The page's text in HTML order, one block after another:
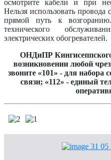
осмотрите кабели и при
Нельзя использовать
прямой путь к
технического
электрических обогревателей.
ОНДиПР
возникновении любой
звоните «101» - для набора
связи; «112» - единый